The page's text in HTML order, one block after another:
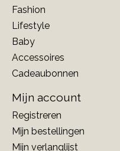
Fashion
Lifestyle
Baby
Accessoires
Cadeaubonnen
Mijn account
Registreren
Mijn bestellingen
Mijn verlanglijst